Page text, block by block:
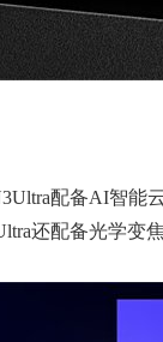
配备AI智能
还配备光学变